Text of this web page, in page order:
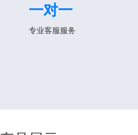
一对一
专业客服服务